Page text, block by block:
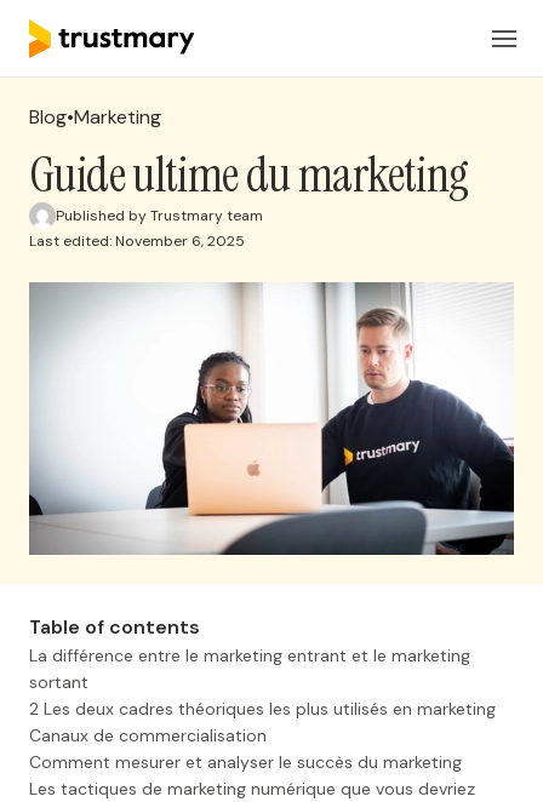
Produits
Ressources
Réserver une réunion
FR
Connexion
Blog•Marketing
Guide ultime du marketing
Published by Trustmary team
Last edited: November 6, 2025
Table of contents
La différence entre le marketing entrant et le marketing
sortant
2 Les deux cadres théoriques les plus utilisés en marketing
Canaux de commercialisation
Comment mesurer et analyser le succès du marketing
Les tactiques de marketing numérique que vous devriez